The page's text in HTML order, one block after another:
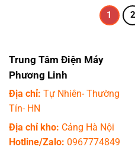
1 2
Trung Tâm Điện Máy
Phương Linh
Địa chỉ: Tự Nhiên- Thường
Tín- HN
Địa chỉ kho: Cảng Hà Nội
Hotline/Zalo: 0967774849